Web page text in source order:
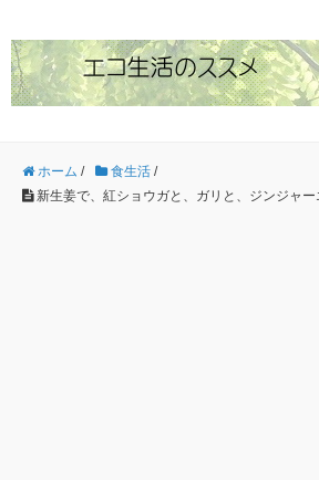
ホーム / 食生活 /
新生姜で、紅ショウガと、ガリと、ジンジャ